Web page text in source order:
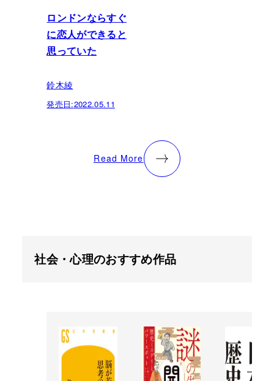
ロンドンならすぐ
に恋人ができると
思っていた
鈴木綾
発売日:2022.05.11
Read More
社会・心理のおすすめ作品